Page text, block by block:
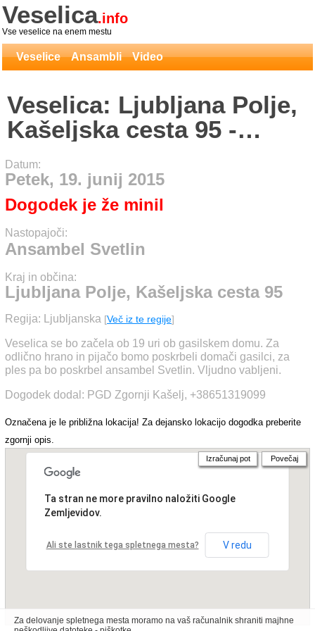
Veselica.info
Vse veselice na enem mestu
Veselice Ansambli Video
Veselica: Ljubljana Polje,
Kašeljska cesta 95 -
Ansambel Svetlin
Datum:
Petek, 19. junij 2015
Dogodek je že minil
Nastopajoči:
Ansambel Svetlin
Kraj in občina:
Ljubljana Polje, Kašeljska cesta 95
Regija: Ljubljanska [Več iz te regije]
Veselica se bo začela ob 19 uri ob gasilskem domu. Za
odlično hrano in pijačo bomo poskrbeli domači gasilci, za
ples pa bo poskrbel ansambel Svetlin. Vljudno vabljeni.
Dogodek dodal: PGD Zgornji Kašelj, +38651319099
Označena je le približna lokacija! Za dejansko lokacijo dogodka preberite
zgornji opis.
Ta stran ne more pravilno naložiti Google
Zemljevidov.
Ali ste lastnik tega spletnega mesta? V redu
Izračunaj pot Povečaj
Za delovanje spletnega mesta moramo na vaš računalnik shraniti majhne